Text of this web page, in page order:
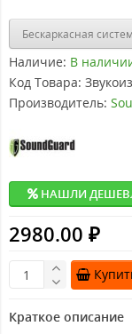
Бескаркасная
Наличие: В
Код Товара:
Производитель:
НАШЛИ
2980.00 ₽
Краткое описание